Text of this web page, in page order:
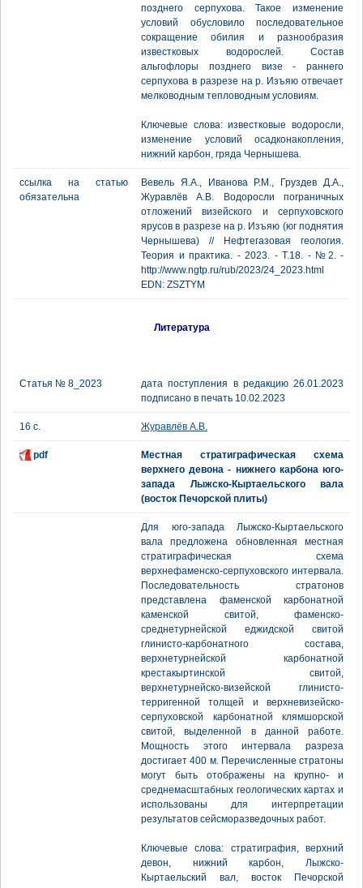
позднего серпухова. Такое изменение
условий обусловило последовательное
сокращение обилия и разнообразия
известковых водорослей. Состав
альгофлоры позднего визе - раннего
серпухова в разрезе на р. Изъяю отвечает
мелководным тепловодным условиям.
Ключевые слова: известковые водоросли,
изменение условий осадконакопления,
нижний карбон, гряда Чернышева.
ссылка на статью
обязательна
Вевель Я.А., Иванова Р.М., Груздев Д.А.,
Журавлёв А.В. Водоросли пограничных
отложений визейского и серпуховского
ярусов в разрезе на р. Изъяю (юг поднятия
Чернышева) // Нефтегазовая геология.
Теория и практика. - 2023. - Т.18. - №2. -
http://www.ngtp.ru/rub/2023/24_2023.html
EDN: ZSZTYM
Литература
Статья № 8_2023
дата поступления в редакцию 26.01.2023
подписано в печать 10.02.2023
16 с. Журавлёв А.В.
pdf
Местная стратиграфическая схема
верхнего девона - нижнего карбона юго-
запада Лыжско-Кыртаельского вала
(восток Печорской плиты)
Для юго-запада Лыжско-Кыртаельского
вала предложена обновленная местная
стратиграфическая схема
верхнефаменско-серпуховского интервала.
Последовательность стратонов
представлена фаменской карбонатной
каменской свитой, фаменско-
среднетурнейской еджидской свитой
глинисто-карбонатного состава,
верхнетурнейской карбонатной
крестакыртинской свитой,
верхнетурнейско-визейской глинисто-
терригенной толщей и верхневизейско-
серпуховской карбонатной клямшорской
свитой, выделенной в данной работе.
Мощность этого интервала разреза
достигает 400 м. Перечисленные стратоны
могут быть отображены на крупно- и
среднемасштабных геологических картах и
использованы для интерпретации
результатов сейсморазведочных работ.
Ключевые слова: стратиграфия, верхний
девон, нижний карбон, Лыжско-
Кыртаельский вал, восток Печорской